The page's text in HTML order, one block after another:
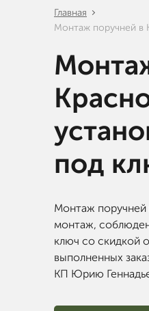
Главная
Монтаж поручней в
под
Монтаж поручней
монтаж,
ключ со скидкой
выполненных
КП Юрию